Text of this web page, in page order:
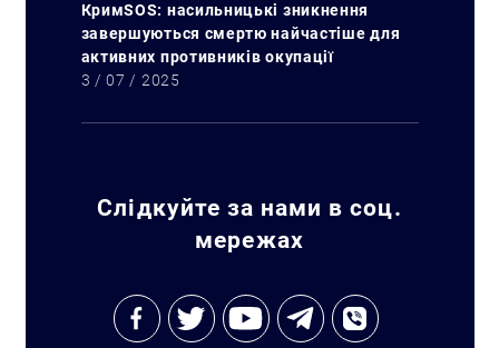
КримSOS: насильницькі зникнення
завершуються смертю найчастіше для
активних противників окупації
3 / 07 / 2025
Слідкуйте за нами в соц.
мережах